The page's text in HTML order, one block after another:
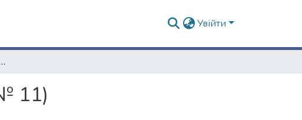
Увійти
– 27–29 мая (№ 11)
11)